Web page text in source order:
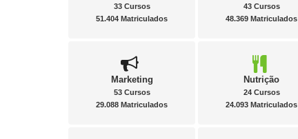
33 Cursos
51.404 Matriculados
43 Cursos
48.369 Matriculados
Marketing
53 Cursos
29.088 Matriculados
Nutrição
24 Cursos
24.093 Matriculados